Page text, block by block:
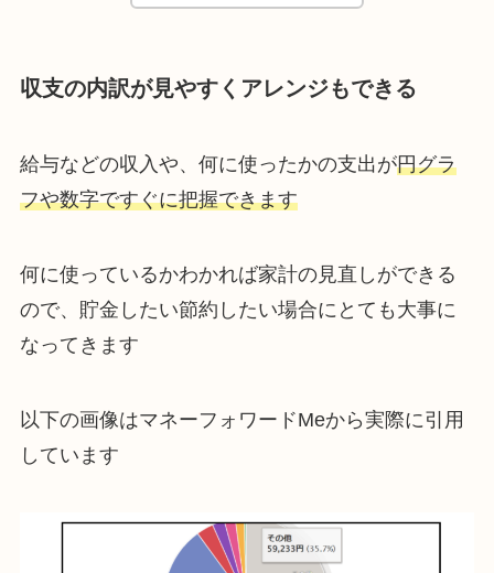
収支の内訳が見やすくアレンジもできる
給与などの収入や、何に使ったかの支出が円グラ
フや数字ですぐに把握できます
何に使っているかわかれば家計の見直しができる
ので、貯金したい節約したい場合にとても大事に
なってきます
以下の画像はマネーフォワードMeから実際に引用
しています